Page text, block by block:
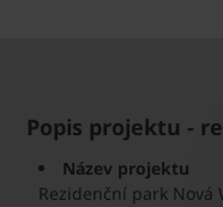
Popis projektu -
Název projektu
Rezidenční park Nová